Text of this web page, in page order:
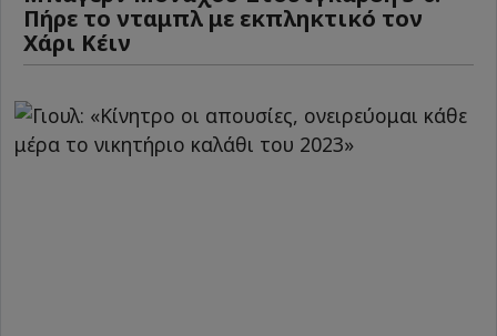
Πήρε το νταμπλ με εκπληκτικό τον
Χάρι Κέιν